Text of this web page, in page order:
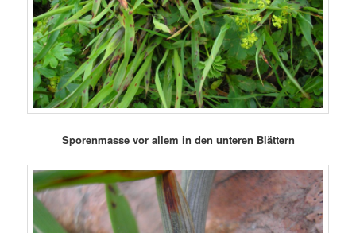
Sporenmasse vor allem in den unteren Blättern